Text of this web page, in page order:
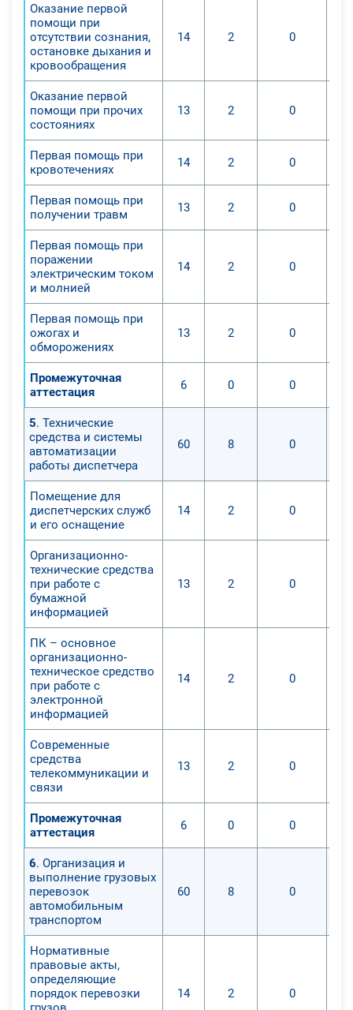
Оказание первой
помощи при
отсутствии сознания,
остановке дыхания и
кровообращения
14 2 0
Оказание первой
помощи при прочих
состояниях
13 2 0
Первая помощь при
кровотечениях
14 2 0
Первая помощь при
получении травм
13 2 0
Первая помощь при
поражении
электрическим током
и молнией
14 2 0
Первая помощь при
ожогах и
обморожениях
13 2 0
Промежуточная
аттестация
6 0 0
5. Технические
средства и системы
автоматизации
работы диспетчера
60 8 0
Помещение для
диспетчерских служб
и его оснащение
14 2 0
Организационно-
технические средства
при работе с
бумажной
информацией
13 2 0
ПК – основное
организационно-
техническое средство
при работе с
электронной
информацией
14 2 0
Современные
средства
телекоммуникации и
связи
13 2 0
Промежуточная
аттестация
6 0 0
6. Организация и
выполнение грузовых
перевозок
автомобильным
транспортом
60 8 0
Нормативные
правовые акты,
определяющие
порядок перевозки
14 2 0